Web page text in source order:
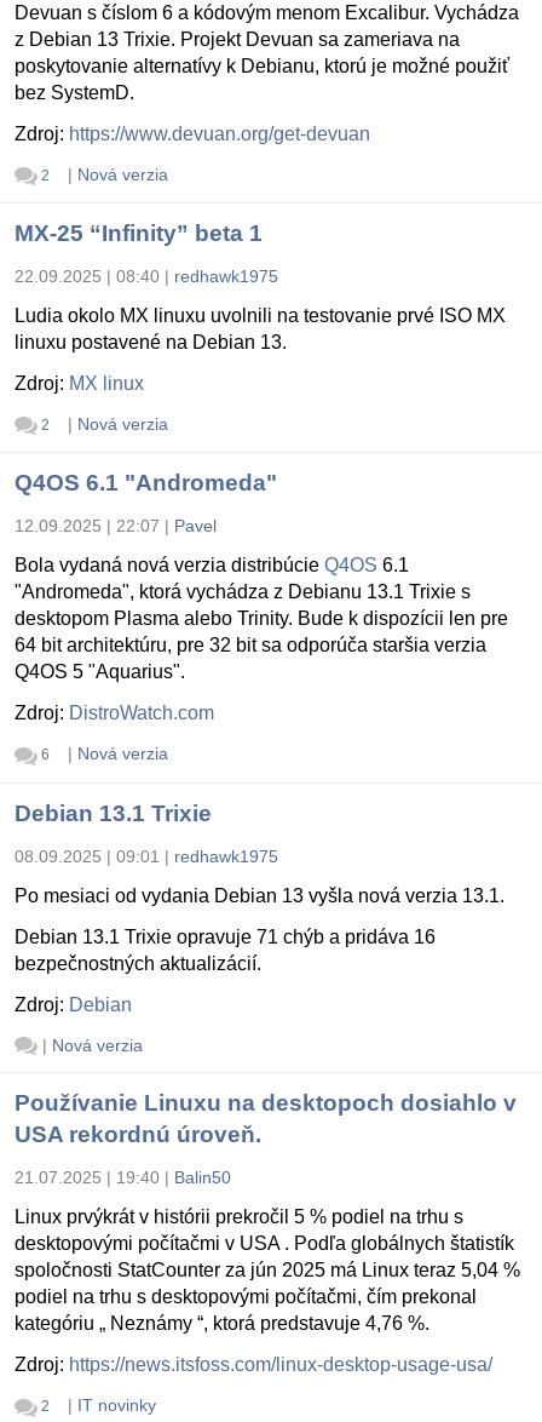
Devuan s číslom 6 a kódovým menom Excalibur. Vychádza
z Debian 13 Trixie. Projekt Devuan sa zameriava na
poskytovanie alternatívy k Debianu, ktorú je možné použiť
bez SystemD.
Zdroj: https://www.devuan.org/get-devuan
2 | Nová verzia
MX-25 “Infinity” beta 1
22.09.2025 | 08:40 | redhawk1975
Ludia okolo MX linuxu uvolnili na testovanie prvé ISO MX
linuxu postavené na Debian 13.
Zdroj: MX linux
2 | Nová verzia
Q4OS 6.1 "Andromeda"
12.09.2025 | 22:07 | Pavel
Bola vydaná nová verzia distribúcie Q4OS 6.1
"Andromeda", ktorá vychádza z Debianu 13.1 Trixie s
desktopom Plasma alebo Trinity. Bude k dispozícii len pre
64 bit architektúru, pre 32 bit sa odporúča staršia verzia
Q4OS 5 "Aquarius".
Zdroj: DistroWatch.com
6 | Nová verzia
Debian 13.1 Trixie
08.09.2025 | 09:01 | redhawk1975
Po mesiaci od vydania Debian 13 vyšla nová verzia 13.1.
Debian 13.1 Trixie opravuje 71 chýb a pridáva 16
bezpečnostných aktualizácií.
Zdroj: Debian
| Nová verzia
Používanie Linuxu na desktopoch dosiahlo v
USA rekordnú úroveň.
21.07.2025 | 19:40 | Balin50
Linux prvýkrát v histórii prekročil 5 % podiel na trhu s
desktopovými počítačmi v USA . Podľa globálnych štatistík
spoločnosti StatCounter za jún 2025 má Linux teraz 5,04 %
podiel na trhu s desktopovými počítačmi, čím prekonal
kategóriu „ Neznámy “, ktorá predstavuje 4,76 %.
Zdroj: https://news.itsfoss.com/linux-desktop-usage-usa/
2 | IT novinky